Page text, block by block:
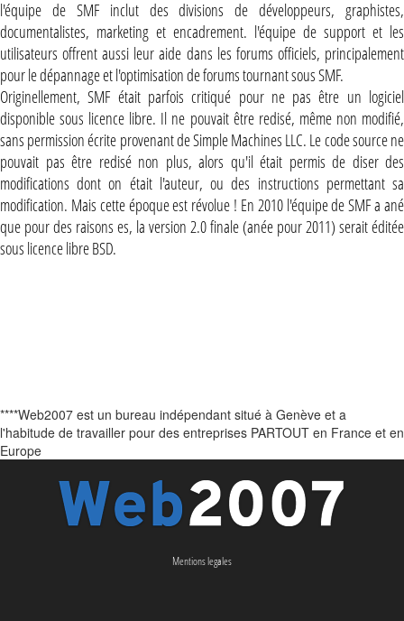
l'équipe de SMF inclut des divisions de développeurs, graphistes,
documentalistes, marketing et encadrement. l'équipe de support et les
utilisateurs offrent aussi leur aide dans les forums officiels, principalement
pour le dépannage et l'optimisation de forums tournant sous SMF.
Originellement, SMF était parfois critiqué pour ne pas être un logiciel
disponible sous licence libre. Il ne pouvait être redisé, même non modifié,
sans permission écrite provenant de Simple Machines LLC. Le code source ne
pouvait pas être redisé non plus, alors qu'il était permis de diser des
modifications dont on était l'auteur, ou des instructions permettant sa
modification. Mais cette époque est révolue ! En 2010 l'équipe de SMF a ané
que pour des raisons es, la version 2.0 finale (anée pour 2011) serait éditée
sous licence libre BSD.
****Web2007 est un bureau indépendant situé à Genève et a
l'habitude de travailler pour des entreprises PARTOUT en France et en
Europe
Mentions legales